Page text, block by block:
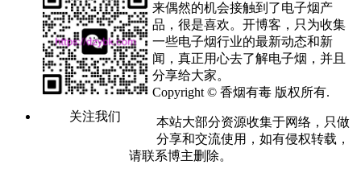
关注我们
来偶然的机会接触到了电子烟产
品，很是喜欢。开博客，只为收集
一些电子烟行业的最新动态和新
闻，真正用心去了解电子烟，并且
分享给大家。
Copyright © 香烟有毒 版权所有.
本站大部分资源收集于网络，只做
分享和交流使用，如有侵权转载，
请联系博主删除。